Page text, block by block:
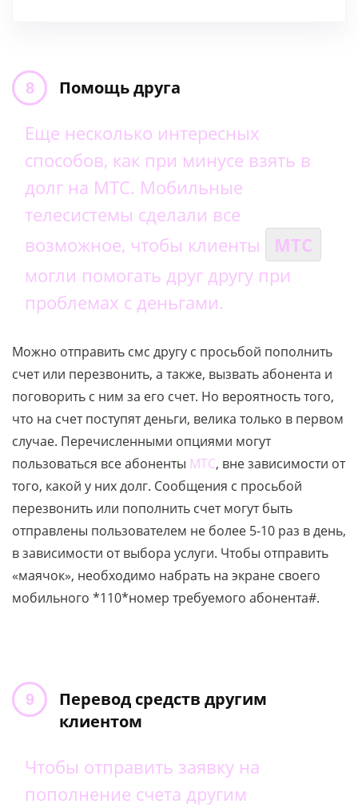
Помощь друга
Еще несколько интересных
способов, как при минусе взять в
долг на МТС. Мобильные
телесистемы сделали все
возможное, чтобы клиенты
МТС
могли помогать друг другу при
проблемах с деньгами.
Можно отправить смс другу с просьбой пополнить
счет или перезвонить, а также, вызвать абонента и
поговорить с ним за его счет. Но вероятность того,
что на счет поступят деньги, велика только в первом
случае. Перечисленными опциями могут
пользоваться все абоненты МТС, вне зависимости от
того, какой у них долг. Сообщения с просьбой
перезвонить или пополнить счет могут быть
отправлены пользователем не более 5-10 раз в день,
в зависимости от выбора услуги. Чтобы отправить
«маячок», необходимо набрать на экране своего
мобильного *110*номер требуемого абонента#.
Перевод средств другим
клиентом
Чтобы отправить заявку на
пополнение счета другим